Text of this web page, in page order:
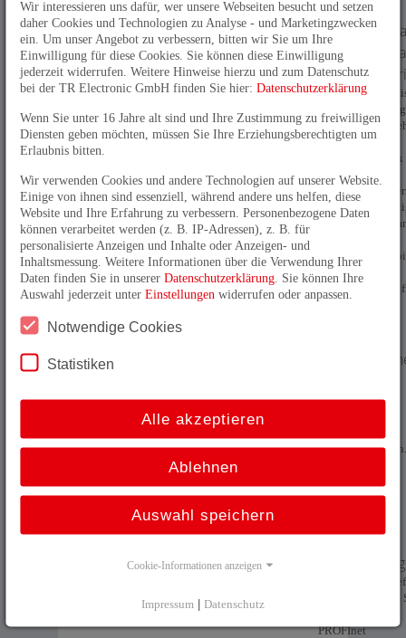
06.11.2025
WPS –
robust,
Wenn es um
langen Wegen
ist die neue
Seilzugmechanik
WPS für die
Drehgeber der
C__582 die
Wahl. Die
verkleinert und
optional die
Schutzart IP67 –
05.11.2025
Präzision
Der neue
Magnetostriktion.
19.08.2025
sicher“ im
TR Electronic
neue Version des
PROFInet
Wir interessieren uns dafür, wer unsere Webseiten besucht und setzen
daher Cookies und Technologien zu Analyse - und Marketingzwecken
ein. Um unser Angebot zu verbessern, bitten wir Sie um Ihre
Einwilligung für diese Cookies. Sie können diese Einwilligung
jederzeit widerrufen. Weitere Hinweise hierzu und zum Datenschutz
bei der TR Electronic GmbH finden Sie hier:Datenschutzerklärung
Wenn Sie unter 16 Jahre alt sind und Ihre Zustimmung zu freiwilligen
Diensten geben möchten, müssen Sie Ihre Erziehungsberechtigten um
Erlaubnis bitten.
Wir verwenden Cookies und andere Technologien auf unserer Website.
Einige von ihnen sind essenziell, während andere uns helfen, diese
Website und Ihre Erfahrung zu verbessern. Personenbezogene Daten
können verarbeitet werden (z. B. IP-Adressen), z. B. für
personalisierte Anzeigen und Inhalte oder Anzeigen- und
Inhaltsmessung. Weitere Informationen über die Verwendung Ihrer
Daten finden Sie in unsererDatenschutzerklärung . Sie können Ihre
Auswahl jederzeit unterEinstellungen widerrufen oder anpassen.
Notwendige Cookies
Statistiken
Alle akzeptieren
Ablehnen
Auswahl speichern
Cookie-Informationen anzeigen
Impressum | Datenschutz